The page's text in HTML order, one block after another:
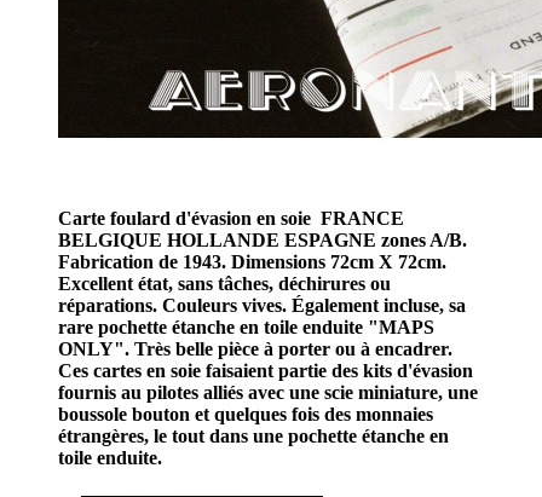
Carte foulard d'évasion en soie FRANCE
BELGIQUE HOLLANDE ESPAGNE zones A/B.
Fabrication de 1943. Dimensions 72cm X 72cm.
Excellent état, sans tâches, déchirures ou
réparations. Couleurs vives. Également incluse, sa
rare pochette étanche en toile enduite "MAPS
ONLY". Très belle pièce à porter ou à encadrer.
Ces cartes en soie faisaient partie des kits d'évasion
fournis au pilotes alliés avec une scie miniature, une
boussole bouton et quelques fois des monnaies
étrangères, le tout dans une pochette étanche en
toile enduite.